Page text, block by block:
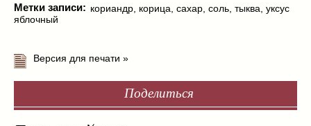
Метки записи: кориандр корица сахар соль тыква уксус
яблочный
Версия для печати »
Поделиться